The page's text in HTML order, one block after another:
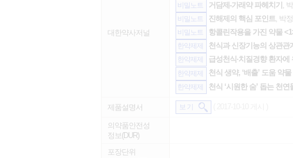
대한약사저널
비밀노트 거담제-가래약 파헤치기 ,
비밀노트 진해제의 핵심 포인트, 박
비밀노트 항콜린작용을 가진 약물
한약제제 천식과 신장기능의 상관관
한약제제 급성천식·치질경향 환자에
한약제제 천식 생약, ‘배출’ 도움 약
한약제제 천식 ‘시원한 숨’ 돕는 천
제품설명서 보 기
의약품안전성
정보(DUR)
포장단위